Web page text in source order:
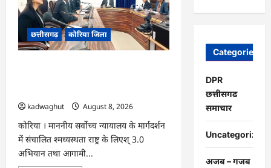
जिलेभर
में
आयोजित
होगा
‘उल्लास
महा-
छत्तीसगढ़ कोरिया जिला
kadwaghut
August 8, 2026
कोरिया । माननीय सर्वाेच्च न्यायालय के मार्गदर्शन
में संचालित श्मध्यस्थता राष्ट्र के लिएश् 3.0
अभियान तथा आगामी...
Categories
DPR
छत्तीसगढ
समाचार
Uncategorized
अजब – गजब